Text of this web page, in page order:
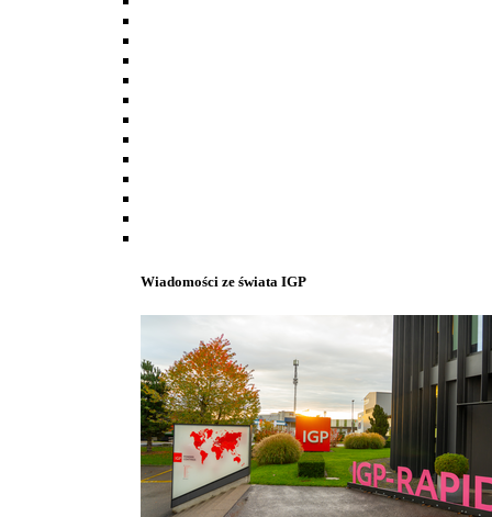
Wiadomości ze świata IGP